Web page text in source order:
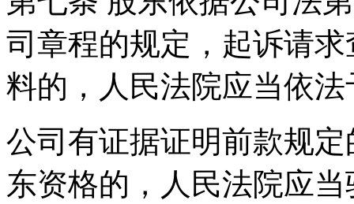
司章程的规定，起诉请
料的，人民法院应当依
公司有证据证明前款规
东资格的，人民法院应